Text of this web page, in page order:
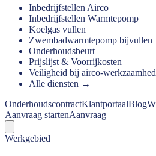
Inbedrijfstellen Airco
Inbedrijfstellen Warmtepomp
Koelgas vullen
Zwembadwarmtepomp bijvullen
Onderhoudsbeurt
Prijslijst & Voorrijkosten
Veiligheid bij airco-
Alle diensten →
OnderhoudscontractKlantportaalBlog
Aanvraag startenAanvraag
Werkgebied